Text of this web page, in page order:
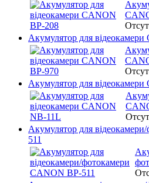
Акумулятор для
Акумулятор для
Акумулятор для
511